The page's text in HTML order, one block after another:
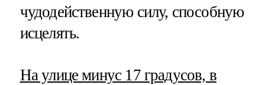
чудодейственную силу, способную
исцелять.
На улице минус 17 градусов, в